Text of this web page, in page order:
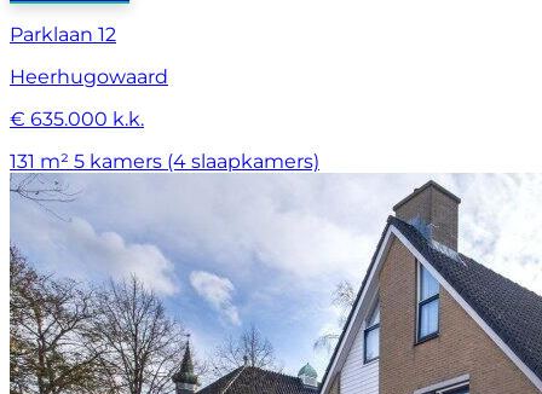
Parklaan 12
Heerhugowaard
€ 635.000 k.k.
131 m² 5 kamers (4 slaapkamers)